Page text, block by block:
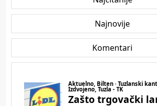
Najnovije
Komentari